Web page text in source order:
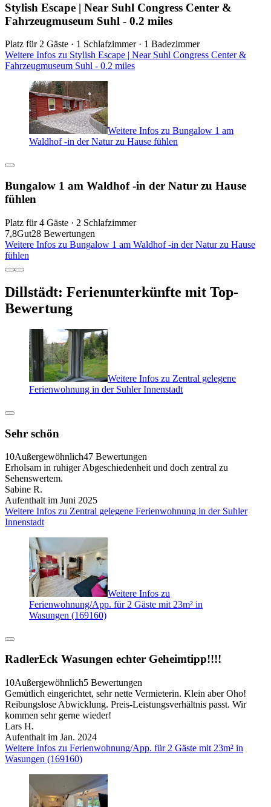
Stylish Escape | Near Suhl Congress Center &
Fahrzeugmuseum Suhl - 0.2 miles
Platz für 2 Gäste · 1 Schlafzimmer · 1 Badezimmer
Weitere Infos zu Stylish Escape | Near Suhl Congress Center &
Fahrzeugmuseum Suhl - 0.2 miles
Weitere Infos zu Bungalow 1 am
Waldhof -in der Natur zu Hause fühlen
Bungalow 1 am Waldhof -in der Natur zu Hause
fühlen
Platz für 4 Gäste · 2 Schlafzimmer
7,8Gut28 Bewertungen
Weitere Infos zu Bungalow 1 am Waldhof -in der Natur zu Hause
fühlen
Dillstädt: Ferienunterkünfte mit Top-
Bewertung
Weitere Infos zu Zentral gelegene
Ferienwohnung in der Suhler Innenstadt
Sehr schön
10Außergewöhnlich47 Bewertungen
Erholsam in ruhiger Abgeschiedenheit und doch zentral zu
Sehenswertem.
Sabine R.
Aufenthalt im Juni 2025
Weitere Infos zu Zentral gelegene Ferienwohnung in der Suhler
Innenstadt
Weitere Infos zu
Ferienwohnung/App. für 2 Gäste mit 23m² in
Wasungen (169160)
RadlerEck Wasungen echter Geheimtipp!!!!
10Außergewöhnlich5 Bewertungen
Gemütlich eingerichtet, sehr nette Vermieterin. Klein aber Oho!
Reibungslose Abwicklung. Preis-Leistungsverhältnis passt. Wir
kommen sehr gerne wieder!
Lars H.
Aufenthalt im Jan. 2024
Weitere Infos zu Ferienwohnung/App. für 2 Gäste mit 23m² in
Wasungen (169160)